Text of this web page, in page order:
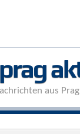
prag
aus